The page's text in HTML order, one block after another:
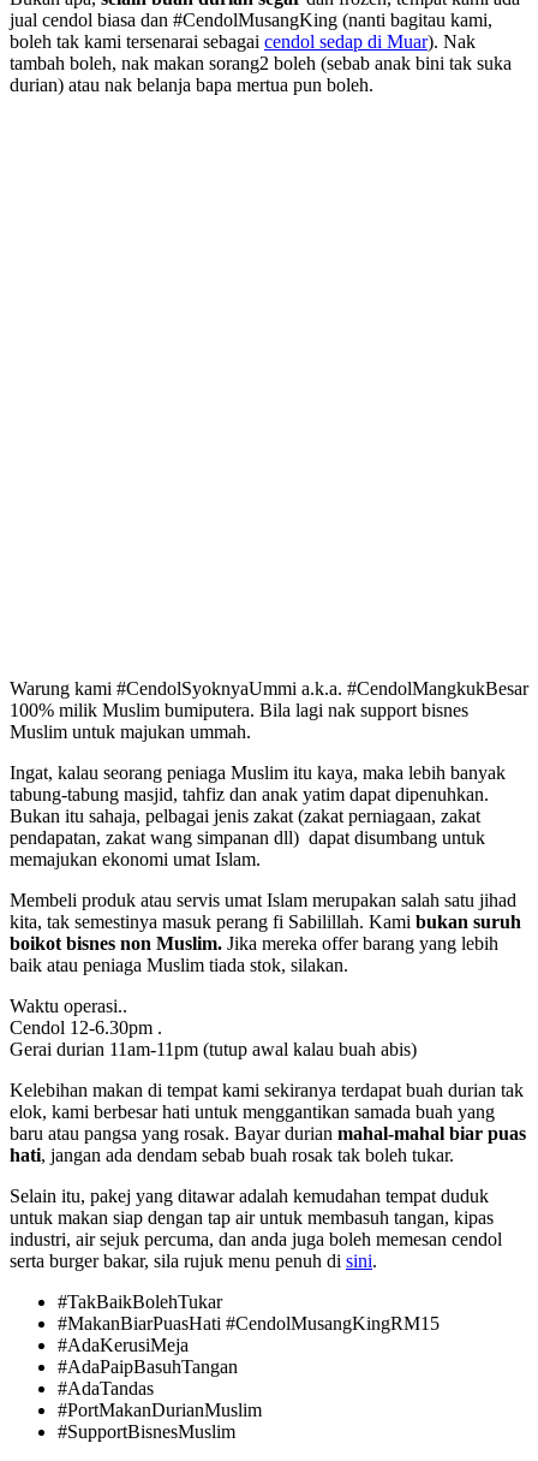
jual cendol biasa dan #CendolMusangKing (nanti bagitau kami,
boleh tak kami tersenarai sebagai cendol sedap di Muar). Nak
tambah boleh, nak makan sorang2 boleh (sebab anak bini tak suka
durian) atau nak belanja bapa mertua pun boleh.
Warung kami #CendolSyoknyaUmmi a.k.a. #CendolMangkukBesar
100% milik Muslim bumiputera. Bila lagi nak support bisnes
Muslim untuk majukan ummah.
Ingat, kalau seorang peniaga Muslim itu kaya, maka lebih banyak
tabung-tabung masjid, tahfiz dan anak yatim dapat dipenuhkan.
Bukan itu sahaja, pelbagai jenis zakat (zakat perniagaan, zakat
pendapatan, zakat wang simpanan dll) dapat disumbang untuk
memajukan ekonomi umat Islam.
Membeli produk atau servis umat Islam merupakan salah satu jihad
kita, tak semestinya masuk perang fi Sabilillah. Kami bukan suruh
boikot bisnes non Muslim. Jika mereka offer barang yang lebih
baik atau peniaga Muslim tiada stok, silakan.
Waktu operasi..
Cendol 12-6.30pm .
Gerai durian 11am-11pm (tutup awal kalau buah abis)
Kelebihan makan di tempat kami sekiranya terdapat buah durian tak
elok, kami berbesar hati untuk menggantikan samada buah yang
baru atau pangsa yang rosak. Bayar durian mahal-mahal biar puas
hati, jangan ada dendam sebab buah rosak tak boleh tukar.
Selain itu, pakej yang ditawar adalah kemudahan tempat duduk
untuk makan siap dengan tap air untuk membasuh tangan, kipas
industri, air sejuk percuma, dan anda juga boleh memesan cendol
serta burger bakar, sila rujuk menu penuh di sini.
#TakBaikBolehTukar
#MakanBiarPuasHati #CendolMusangKingRM15
#AdaKerusiMeja
#AdaPaipBasuhTangan
#AdaTandas
#PortMakanDurianMuslim
#SupportBisnesMuslim